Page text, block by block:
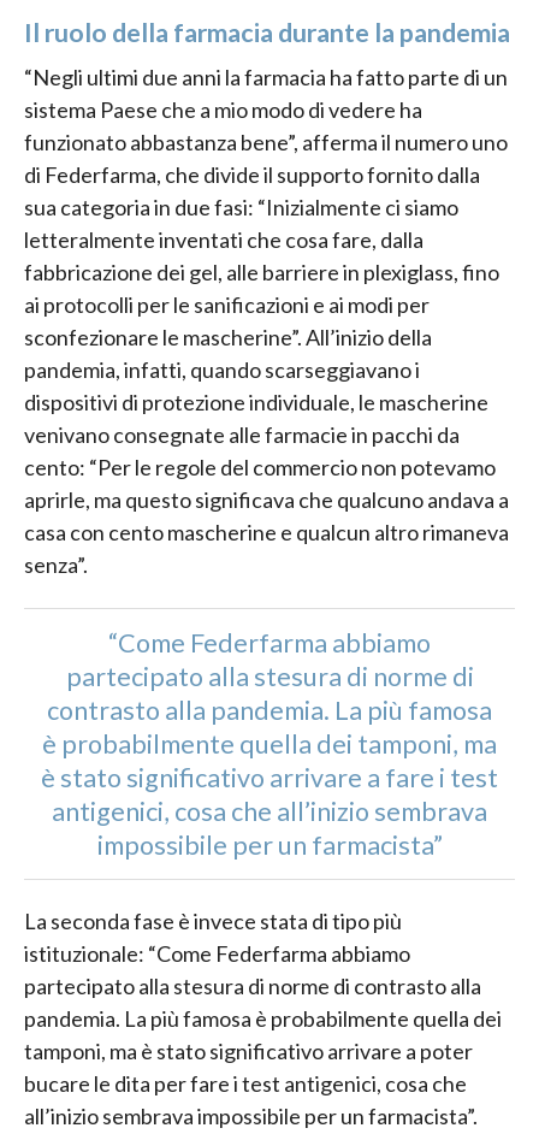
Il ruolo della farmacia durante la pandemia
“Negli ultimi due anni la farmacia ha fatto parte di un
sistema Paese che a mio modo di vedere ha
funzionato abbastanza bene”, afferma il numero uno
di Federfarma, che divide il supporto fornito dalla
sua categoria in due fasi: “Inizialmente ci siamo
letteralmente inventati che cosa fare, dalla
fabbricazione dei gel, alle barriere in plexiglass, fino
ai protocolli per le sanificazioni e ai modi per
sconfezionare le mascherine”. All’inizio della
pandemia, infatti, quando scarseggiavano i
dispositivi di protezione individuale, le mascherine
venivano consegnate alle farmacie in pacchi da
cento: “Per le regole del commercio non potevamo
aprirle, ma questo significava che qualcuno andava a
casa con cento mascherine e qualcun altro rimaneva
senza”.
“Come Federfarma abbiamo
partecipato alla stesura di norme di
contrasto alla pandemia. La più famosa
è probabilmente quella dei tamponi, ma
è stato significativo arrivare a fare i test
antigenici, cosa che all’inizio sembrava
impossibile per un farmacista”
La seconda fase è invece stata di tipo più
istituzionale: “Come Federfarma abbiamo
partecipato alla stesura di norme di contrasto alla
pandemia. La più famosa è probabilmente quella dei
tamponi, ma è stato significativo arrivare a poter
bucare le dita per fare i test antigenici, cosa che
all’inizio sembrava impossibile per un farmacista”.